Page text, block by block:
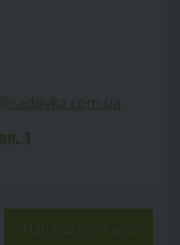
1
Написать отзыв